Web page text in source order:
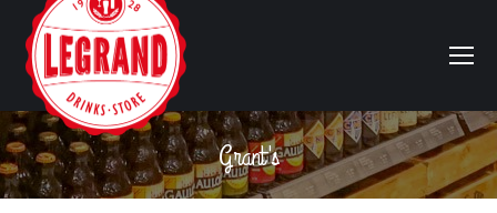
Grant's
Vous êtes ici :